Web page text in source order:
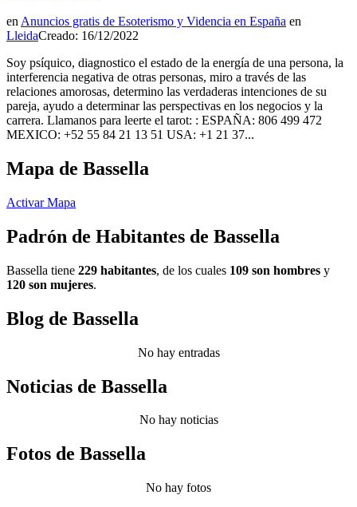
en Anuncios gratis de Esoterismo y Videncia en España en
LleidaCreado: 16/12/2022
Soy psíquico, diagnostico el estado de la energía de una persona, la
interferencia negativa de otras personas, miro a través de las
relaciones amorosas, determino las verdaderas intenciones de su
pareja, ayudo a determinar las perspectivas en los negocios y la
carrera. Llamanos para leerte el tarot: : ESPAÑA: 806 499 472
MEXICO: +52 55 84 21 13 51 USA: +1 21 37...
Mapa de Bassella
Activar Mapa
Padrón de Habitantes de Bassella
Bassella tiene 229 habitantes, de los cuales 109 son hombres y
120 son mujeres.
Blog de Bassella
No hay entradas
Noticias de Bassella
No hay noticias
Fotos de Bassella
No hay fotos